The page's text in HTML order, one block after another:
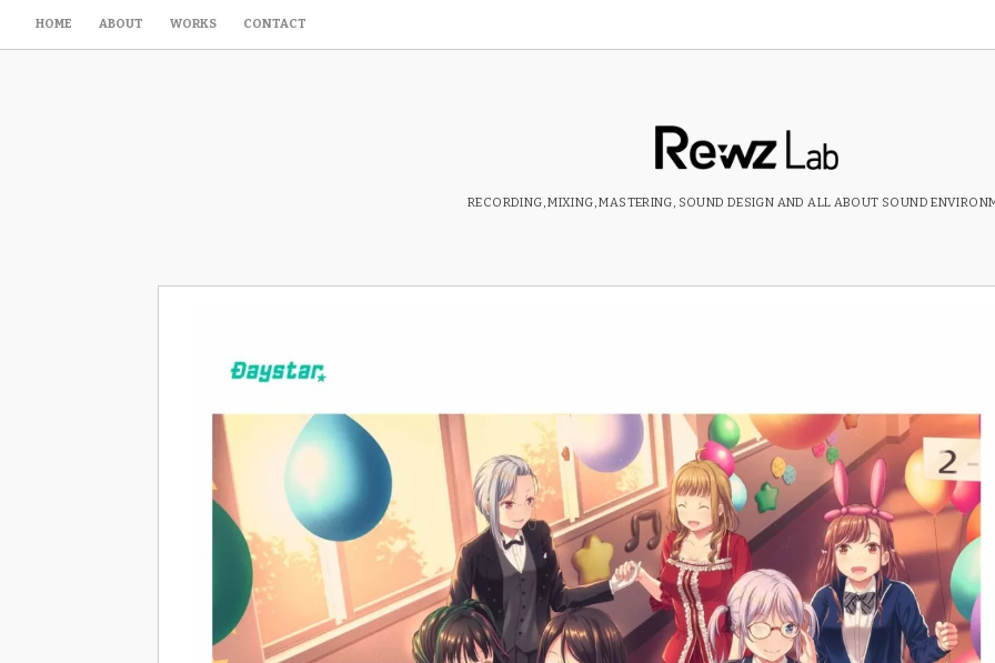
HOME ABOUT WORKS CONTACT
RECORDING, MIXING, MASTERING, SOUND DESIGN AND ALL ABOUT SOUND